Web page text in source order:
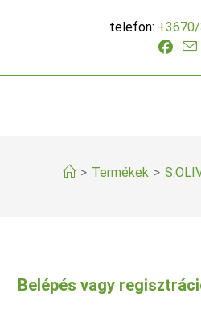
telefon:
> Termékek >
Belépés vagy